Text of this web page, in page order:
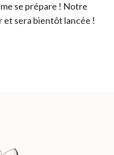
se prépare ! Notre
sera bientôt lancée !